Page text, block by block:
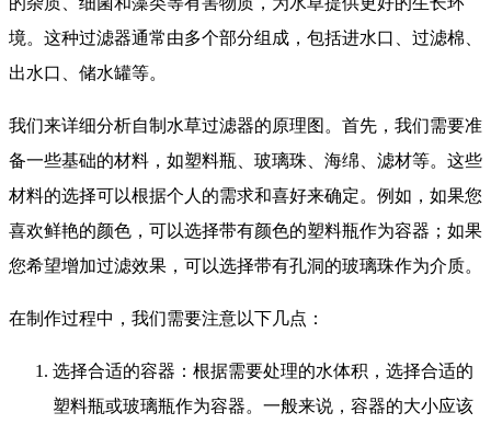
境。这种过滤器通常由多个部分组成，包括进水口、过滤棉、
出水口、储水罐等。
我们来详细分析自制水草过滤器的原理图。首先，我们需要准
备一些基础的材料，如塑料瓶、玻璃珠、海绵、滤材等。这些
材料的选择可以根据个人的需求和喜好来确定。例如，如果您
喜欢鲜艳的颜色，可以选择带有颜色的塑料瓶作为容器；如果
您希望增加过滤效果，可以选择带有孔洞的玻璃珠作为介质。
在制作过程中，我们需要注意以下几点：
选择合适的容器：根据需要处理的水体积，选择合适的
塑料瓶或玻璃瓶作为容器。一般来说，容器的大小应该